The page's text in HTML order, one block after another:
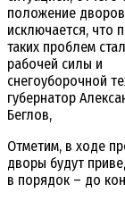
положение
исключается, что
таких проблем
рабочей силы и
снегоуборочной
губернатор
Беглов,
Отметим, в ходе
дворы будут
в порядок – до